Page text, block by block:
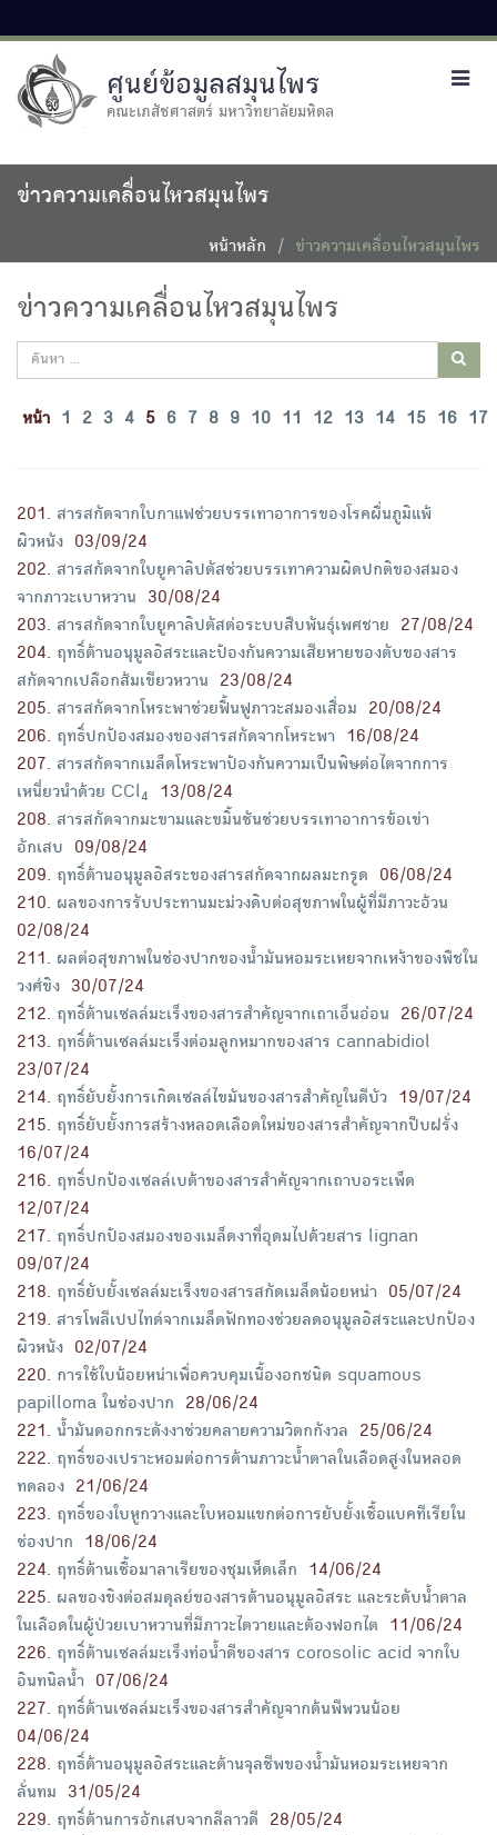
ศูนย์ข้อมูลสมุนไพร
คณะเภสัชศาสตร์ มหาวิทยาลัยมหิดล
ข่าวความเคลื่อนไหวสมุนไพร
หน้าหลัก ข่าวความเคลื่อนไหวสมุนไพร
ข่าวความเคลื่อนไหวสมุนไพร
หน้า 1 2 3 4 5 6 7 8 9 10 11 12 13 14 15 16 17
201. สารสกัดจากใบกาแฟช่วยบรรเทาอาการของโรคผื่นภูมิแพ้
ผิวหนัง
03/09/24
202. สารสกัดจากใบยูคาลิปตัสช่วยบรรเทาความผิดปกติของสมอง
จากภาวะเบาหวาน
30/08/24
203. สารสกัดจากใบยูคาลิปตัสต่อระบบสืบพันธุ์เพศชาย
27/08/24
204. ฤทธิ์ต้านอนุมูลอิสระและป้องกันความเสียหายของตับของสาร
สกัดจากเปลือกส้มเขียวหวาน
23/08/24
205. สารสกัดจากโหระพาช่วยฟื้นฟูภาวะสมองเสื่อม
20/08/24
206. ฤทธิ์ปกป้องสมองของสารสกัดจากโหระพา
16/08/24
207. สารสกัดจากเมล็ดโหระพาป้องกันความเป็นพิษต่อไตจากการ
เหนี่ยวนำด้วย CCl4
13/08/24
208. สารสกัดจากมะขามและขมิ้นชันช่วยบรรเทาอาการข้อเข่า
อักเสบ
09/08/24
209. ฤทธิ์ต้านอนุมูลอิสระของสารสกัดจากผลมะกรูด
06/08/24
210. ผลของการรับประทานมะม่วงดิบต่อสุขภาพในผู้ที่มีภาวะอ้วน
02/08/24
211. ผลต่อสุขภาพในช่องปากของน้ำมันหอมระเหยจากเหง้าของพืชใน
วงศ์ขิง
30/07/24
212. ฤทธิ์ต้านเซลล์มะเร็งของสารสำคัญจากเถาเอ็นอ่อน
26/07/24
213. ฤทธิ์ต้านเซลล์มะเร็งต่อมลูกหมากของสาร cannabidiol
23/07/24
214. ฤทธิ์ยับยั้งการเกิดเซลล์ไขมันของสารสำคัญในดีบัว
19/07/24
215. ฤทธิ์ยับยั้งการสร้างหลอดเลือดใหม่ของสารสำคัญจากปีบฝรั่ง
16/07/24
216. ฤทธิ์ปกป้องเซลล์เบต้าของสารสำคัญจากเถาบอระเพ็ด
12/07/24
217. ฤทธิ์ปกป้องสมองของเมล็ดงาที่อุดมไปด้วยสาร lignan
09/07/24
218. ฤทธิ์ยับยั้งเซลล์มะเร็งของสารสกัดเมล็ดน้อยหน่า
05/07/24
219. สารโพลีเปปไทด์จากเมล็ดฟักทองช่วยลดอนุมูลอิสระและปกป้อง
ผิวหนัง
02/07/24
220. การใช้ใบน้อยหน่าเพื่อควบคุมเนื้องอกชนิด squamous
papilloma ในช่องปาก
28/06/24
221. น้ำมันดอกกระดังงาช่วยคลายความวิตกกังวล
25/06/24
222. ฤทธิ์ของเปราะหอมต่อการต้านภาวะน้ำตาลในเลือดสูงในหลอด
ทดลอง
21/06/24
223. ฤทธิ์ของใบหูกวางและใบหอมแขกต่อการยับยั้งเชื้อแบคทีเรียใน
ช่องปาก
18/06/24
224. ฤทธิ์ต้านเชื้อมาลาเรียของชุมเห็ดเล็ก
14/06/24
225. ผลของขิงต่อสมดุลย์ของสารต้านอนุมูลอิสระ และระดับน้ำตาล
ในเลือดในผู้ป่วยเบาหวานที่มีภาวะไตวายและต้องฟอกไต
11/06/24
226. ฤทธิ์ต้านเซลล์มะเร็งท่อน้ำดีของสาร corosolic acid จากใบ
อินทนิลน้ำ
07/06/24
227. ฤทธิ์ต้านเซลล์มะเร็งของสารสำคัญจากต้นพีพวนน้อย
04/06/24
228. ฤทธิ์ต้านอนุมูลอิสระและต้านจุลชีพของน้ำมันหอมระเหยจาก
ลั่นทม
31/05/24
229. ฤทธิ์ต้านการอักเสบจากลีลาวดี
28/05/24